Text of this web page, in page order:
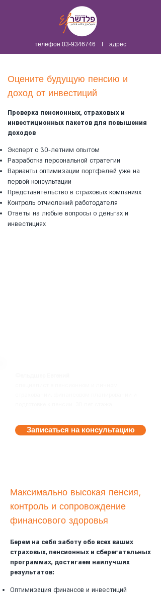
телефон 03-9346746 I адрес
Оцените будущую пенсию и
доход от инвестиций
Проверка пенсионных, страховых и
инвестиционных пакетов для повышения
доходов
Эксперт с 30-летним опытом
Разработка персональной стратегии
Варианты оптимизации портфелей уже на
первой консультации
Представительство в страховых компаниях
Контроль отчислений работодателя
Ответы на любые вопросы о деньгах и
инвестициях
Записаться на консультацию
Максимально высокая пенсия,
контроль и сопровождение
финансового здоровья
Берем на себя заботу обо всех ваших
страховых, пенсионных и сберегательных
программах, достигаем наилучших
результатов:
Оптимизация финансов и инвестиций